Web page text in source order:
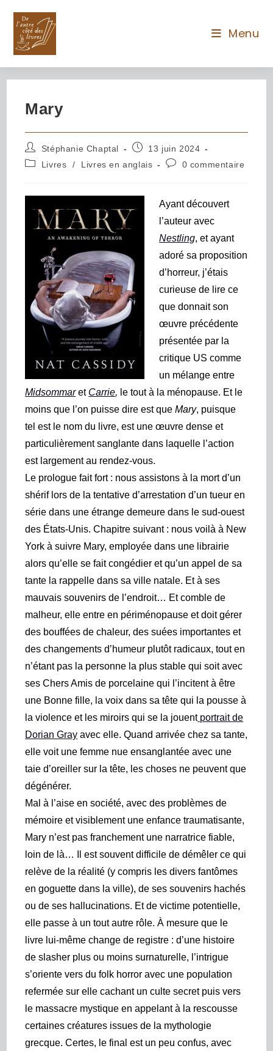
Menu
Mary
Stéphanie Chaptal
13 juin 2024
Livres
/ Livres en anglais 0 commentaire
Ayant découvert
l’auteur avec
Nestling, et ayant
adoré sa proposition
d’horreur, j’étais
curieuse de lire ce
que donnait son
œuvre précédente
présentée par la
critique US comme
un mélange entre
Midsommaret Carrie, le tout à la ménopause. Et le
moins que l’on puisse dire est queMary, puisque
tel est le nom du livre, est une œuvre dense et
particulièrement sanglante dans laquelle l’action
est largement au rendez-vous.
Le prologue fait fort : nous assistons à la mort d’un
shérif lors de la tentative d’arrestation d’un tueur en
série dans une étrange demeure dans le sud-ouest
des États-Unis. Chapitre suivant : nous voilà à New
York à suivre Mary, employée dans une librairie
alors qu’elle se fait congédier et qu’un appel de sa
tante la rappelle dans sa ville natale. Et à ses
mauvais souvenirs de l’endroit… Et comble de
malheur, elle entre en périménopause et doit gérer
des bouffées de chaleur, des suées importantes et
des changements d’humeur plutôt radicaux, tout en
n’étant pas la personne la plus stable qui soit avec
ses ChersAmis de porcelaine qui l’incitent à être
une Bonne fille, la voix dans sa tête qui la pousse à
la violence et les miroirs qui se la jouentportrait de
Dorian Gray avec elle.Quand arrivée chez sa tante,
elle voit une femme nue ensanglantée avec une
taie d’oreiller sur la tête, les choses ne peuvent que
dégénérer.
Mal à l’aise en société, avec des problèmes de
mémoire et visiblement une enfance traumatisante,
Mary n’est pas franchement une narratrice fiable,
loin de là… Il est souvent difficile de démêler ce qui
relève de la réalité (y compris les divers fantômes
en goguette dans la ville), de ses souvenirs hachés
ou de ses hallucinations. Et de victime potentielle,
elle passe à un tout autre rôle. À mesure que le
livre lui-même change de registre : d’une histoire
de slasher plus ou moins surnaturelle, l’intrigue
s’oriente vers du folk horror avec une population
refermée sur elle cachant un culte secret puis vers
le massacre mystique en appelant à la rescousse
certaines créatures issues de la mythologie
grecque. Certes, le final est un peu confus, avec